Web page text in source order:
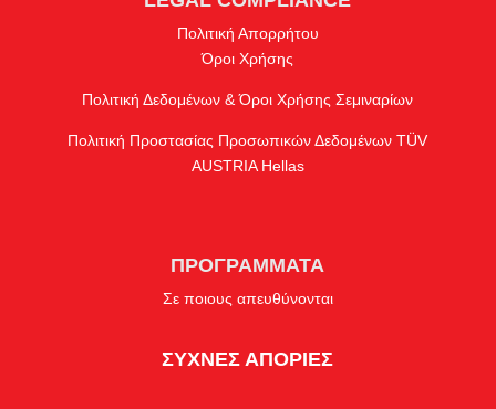
Πολιτική Απορρήτου
Όροι Χρήσης
Πολιτική Δεδομένων & Όροι Χρήσης Σεμιναρίων
Πολιτική Προστασίας Προσωπικών Δεδομένων TÜV
AUSTRIA Hellas
ΠΡΟΓΡΑΜΜΑΤΑ
Σε ποιους απευθύνονται
ΣΥΧΝΕΣ ΑΠΟΡΙΕΣ